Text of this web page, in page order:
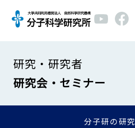
研究・研究者
研究会・セミナー
分子研の研究